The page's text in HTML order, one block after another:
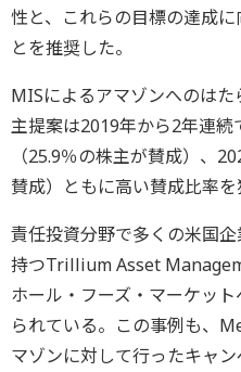
性と、これらの目標の達成
とを推奨した。
MISによるアマゾンへのは
主提案は2019年から2年連
（25.9％の株主が賛成）、
賛成）ともに高い賛成比率を
責任投資分野で多くの米国
持つTrillium Asset
ホール・フーズ・マーケッ
られている。この事例も、
マゾンに対して行ったキャ